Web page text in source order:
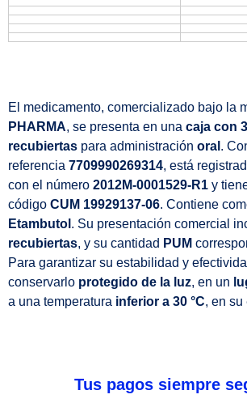
El medicamento, comercializado bajo la
PHARMA, se presenta en una caja con
recubiertas para administración oral .
referencia 7709990269314, está
con el número 2012M-0001529-R1 y
código CUM 19929137-06. Contiene
Etambutol . Su presentación comercial
recubiertas, y su cantidad PUM
Para garantizar su estabilidad y
conservarlo protegido de la luz, en un
a una temperatura inferior a 30 °C, en su
Tus pagos siempre